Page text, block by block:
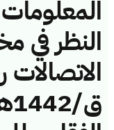
النظر في